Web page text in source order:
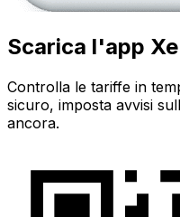
Scarica l'app Xe
Controlla le tariffe in
sicuro, imposta avvisi
ancora.